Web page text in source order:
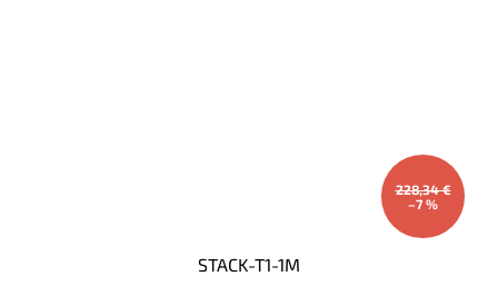
228,34 €
–7 %
STACK-T1-1M